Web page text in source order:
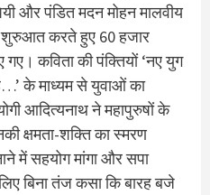
और पंडित मदन मोहन मालवीय
करते हुए 60 हजार
कविता की पंक्तियों ‘नए युग
के माध्यम से युवाओं का
आदित्यनाथ ने महापुरुषों के
क्षमता-शक्ति का स्मरण
में सहयोग मांगा और सपा
बिना तंज कसा कि बारह बजे